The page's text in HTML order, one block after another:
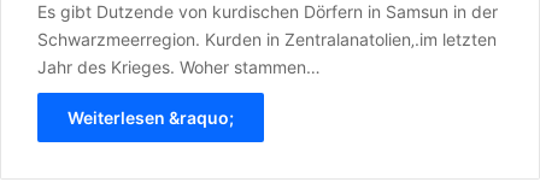
Es gibt Dutzende von kurdischen Dörfern in Samsun in der
Schwarzmeerregion. Kurden in Zentralanatolien‚.im letzten
Jahr des Krieges. Woher stammen…
Weiterlesen &raquo;